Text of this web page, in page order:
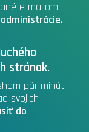
e-mailom
.
stránok.
pár minút
svojich
do